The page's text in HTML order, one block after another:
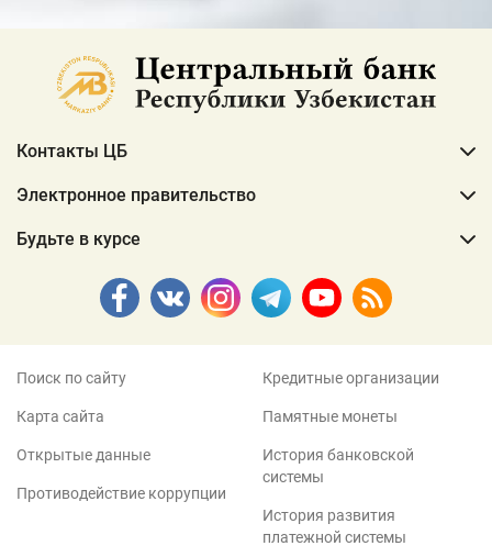
Контакты ЦБ
Электронное правительство
Будьте в курсе
Поиск по сайту
Карта сайта
Открытые данные
Противодействие коррупции
Кредитные организации
Памятные монеты
История банковской
системы
История развития
платежной системы